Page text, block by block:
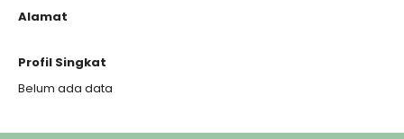
Alamat
Profil Singkat
Belum ada data